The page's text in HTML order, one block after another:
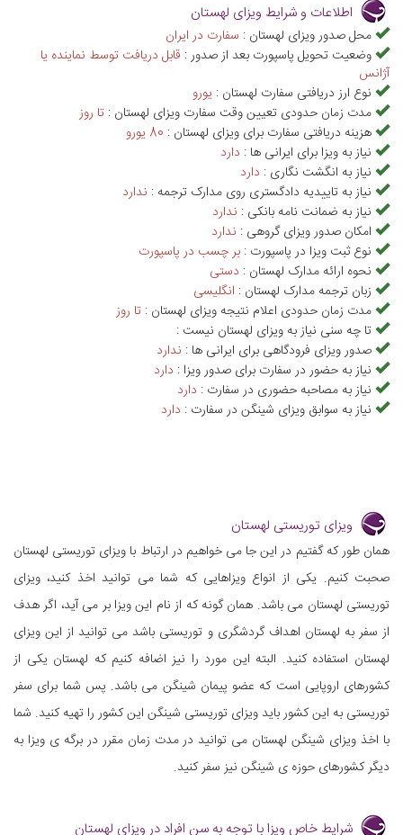
اطلاعات و شرایط ویزای لهستان
محل صدور ویزای لهستان : سفارت در ایران
وضعیت تحویل پاسپورت بعد از صدور : قابل دریافت توسط نماینده یا
آژانس
نوع ارز دریافتی سفارت لهستان : يورو
مدت زمان حدودی تعیین وقت سفارت ویزای لهستان : تا روز
هزینه دریافتی سفارت برای ویزای لهستان : 80 يورو
نیاز به ویزا برای ایرانی ها : دارد
نیاز به انگشت نگاری : دارد
نیاز به تاییدیه دادگستری روی مدارک ترجمه : ندارد
نیاز به ضمانت نامه بانکی : ندارد
امکان صدور ویزای گروهی : ندارد
نوع ثبت ویزا در پاسپورت : بر چسب در پاسپورت
نحوه ارائه مدارک لهستان : دستی
زبان ترجمه مدارک لهستان : انگلیسی
مدت زمان حدودی اعلام نتیجه ویزای لهستان : تا روز
تا چه سنی نیاز به ویزای لهستان نیست :
صدور ویزای فرودگاهی برای ایرانی ها : ندارد
نیاز به حضور در سفارت برای صدور ویزا : دارد
نیاز به مصاحبه حضوری در سفارت : دارد
نیاز به سوابق ویزای شینگن در سفارت : دارد
ویزای توریستی لهستان
همان طور که گفتیم در این جا می خواهیم در ارتباط با ویزای توریستی لهستان
صحبت کنیم. یکی از انواع ویزاهایی که شما می توانید اخذ کنید، ویزای
توریستی لهستان می باشد. همان گونه که از نام این ویزا بر می آید، اگر هدف
از سفر به لهستان اهداف گردشگری و توریستی باشد می توانید از این ویزای
لهستان استفاده کنید. البته این مورد را نیز اضافه کنیم که لهستان یکی از
کشورهای اروپایی است که عضو پیمان شینگن می باشد. پس شما برای سفر
توریستی به این کشور باید ویزای توریستی شینگن این کشور را تهیه کنید. شما
با اخذ ویزای شینگن لهستان می توانید در مدت زمان مقرر در برگه ی ویزا به
دیگر کشورهای حوزه ی شینگن نیز سفر کنید.
شرایط خاص ویزا با توجه به سن افراد در ویزای لهستان